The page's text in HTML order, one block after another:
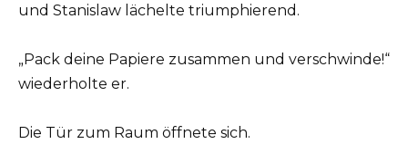
und Stanislaw lächelte triumphierend.
„Pack deine Papiere zusammen und verschwinde!“
wiederholte er.
Die Tür zum Raum öffnete sich.